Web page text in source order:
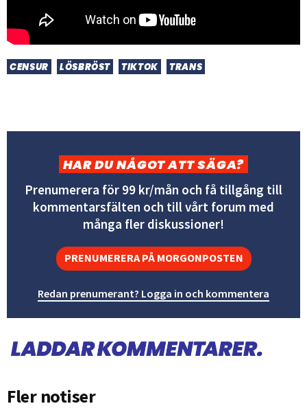
CENSUR LÖSBRÖST TIKTOK TRANS
HAR DU NÅGOT ATT SÄGA?
Prenumerera för 99 kr/mån och få tillgång till
kommentarsfälten och till vårt forum med
många fler diskussioner!
PRENUMERERA PÅ MORGONPOSTEN
Redan prenumerant? Logga in och kommentera
Fler notiser